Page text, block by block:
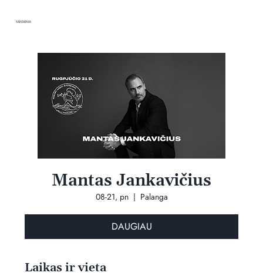
VANDENIS
Mantas Jankavičius
08-21, pn
  |
Palanga
DAUGIAU
Laikas ir vieta